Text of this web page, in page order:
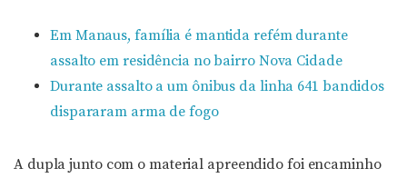
Em Manaus, família é mantida refém durante
assalto em residência no bairro Nova Cidade
Durante assalto a um ônibus da linha 641 bandidos
dispararam arma de fogo
A dupla junto com o material apreendido foi encaminho